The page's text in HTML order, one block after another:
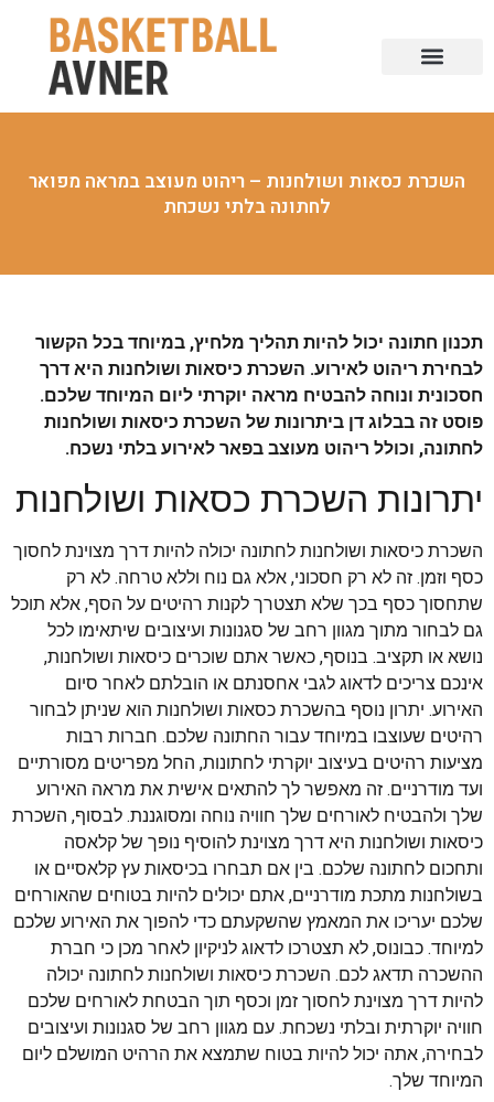
השכרת כסאות ושולחנות – ריהוט מעוצב במראה מפואר
לחתונה בלתי נשכחת
תכנון חתונה יכול להיות תהליך מלחיץ, במיוחד בכל הקשור
לבחירת ריהוט לאירוע. השכרת כיסאות ושולחנות היא דרך
חסכונית ונוחה להבטיח מראה יוקרתי ליום המיוחד שלכם.
פוסט זה בבלוג דן ביתרונות של השכרת כיסאות ושולחנות
לחתונה, וכולל ריהוט מעוצב בפאר לאירוע בלתי נשכח.
יתרונות השכרת כסאות ושולחנות
השכרת כיסאות ושולחנות לחתונה יכולה להיות דרך מצוינת לחסוך
כסף וזמן. זה לא רק חסכוני, אלא גם נוח וללא טרחה. לא רק
שתחסוך כסף בכך שלא תצטרך לקנות רהיטים על הסף, אלא תוכל
גם לבחור מתוך מגוון רחב של סגנונות ועיצובים שיתאימו לכל
נושא או תקציב. בנוסף, כאשר אתם שוכרים כיסאות ושולחנות,
אינכם צריכים לדאוג לגבי אחסנתם או הובלתם לאחר סיום
האירוע. יתרון נוסף בהשכרת כסאות ושולחנות הוא שניתן לבחור
רהיטים שעוצבו במיוחד עבור החתונה שלכם. חברות רבות
מציעות רהיטים בעיצוב יוקרתי לחתונות, החל מפריטים מסורתיים
ועד מודרניים. זה מאפשר לך להתאים אישית את מראה האירוע
שלך ולהבטיח לאורחים שלך חוויה נוחה ומסוגננת. לבסוף, השכרת
כיסאות ושולחנות היא דרך מצוינת להוסיף נופך של קלאסה
ותחכום לחתונה שלכם. בין אם תבחרו בכיסאות עץ קלאסיים או
בשולחנות מתכת מודרניים, אתם יכולים להיות בטוחים שהאורחים
שלכם יעריכו את המאמץ שהשקעתם כדי להפוך את האירוע שלכם
למיוחד. כבונוס, לא תצטרכו לדאוג לניקיון לאחר מכן כי חברת
ההשכרה תדאג לכם. השכרת כיסאות ושולחנות לחתונה יכולה
להיות דרך מצוינת לחסוך זמן וכסף תוך הבטחת לאורחים שלכם
חוויה יוקרתית ובלתי נשכחת. עם מגוון רחב של סגנונות ועיצובים
לבחירה, אתה יכול להיות בטוח שתמצא את הרהיט המושלם ליום
המיוחד שלך.